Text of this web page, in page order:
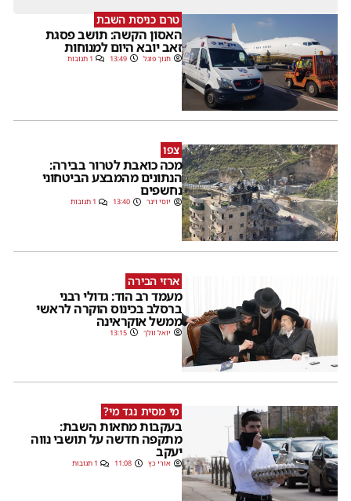
טרם כניסת השבת
האסון הקשה: תושב פסגת
זאב יובא היום למנוחות
חנוך פוגל 13:49 1 תגובות
צפו
מכה כואבת לטרור בבירה:
הנתונים מהמבצע הביטחוני
נחשפים
יוסי וינר 13:40 1 תגובות
ארזי הבירה
מעמד רב הוד: גדולי רבני
ברסלב בכינוס הוקרה לראשי
ממשל אוקראינה
יואל וולך 13:15
מי מסית נגד מי?
בעקבות מחאות השבת:
מתקפה חדשה על תושבי נווה
יעקב
אורי כץ 11:08 1 תגובות